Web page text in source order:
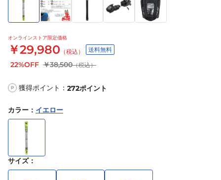
オンラインストア限定価格
￥29,980 （税込） 送料無料
22%OFF ￥38,500（税込）
P 獲得ポイント： 272ポイント
カラー ： イエロー
サイズ：